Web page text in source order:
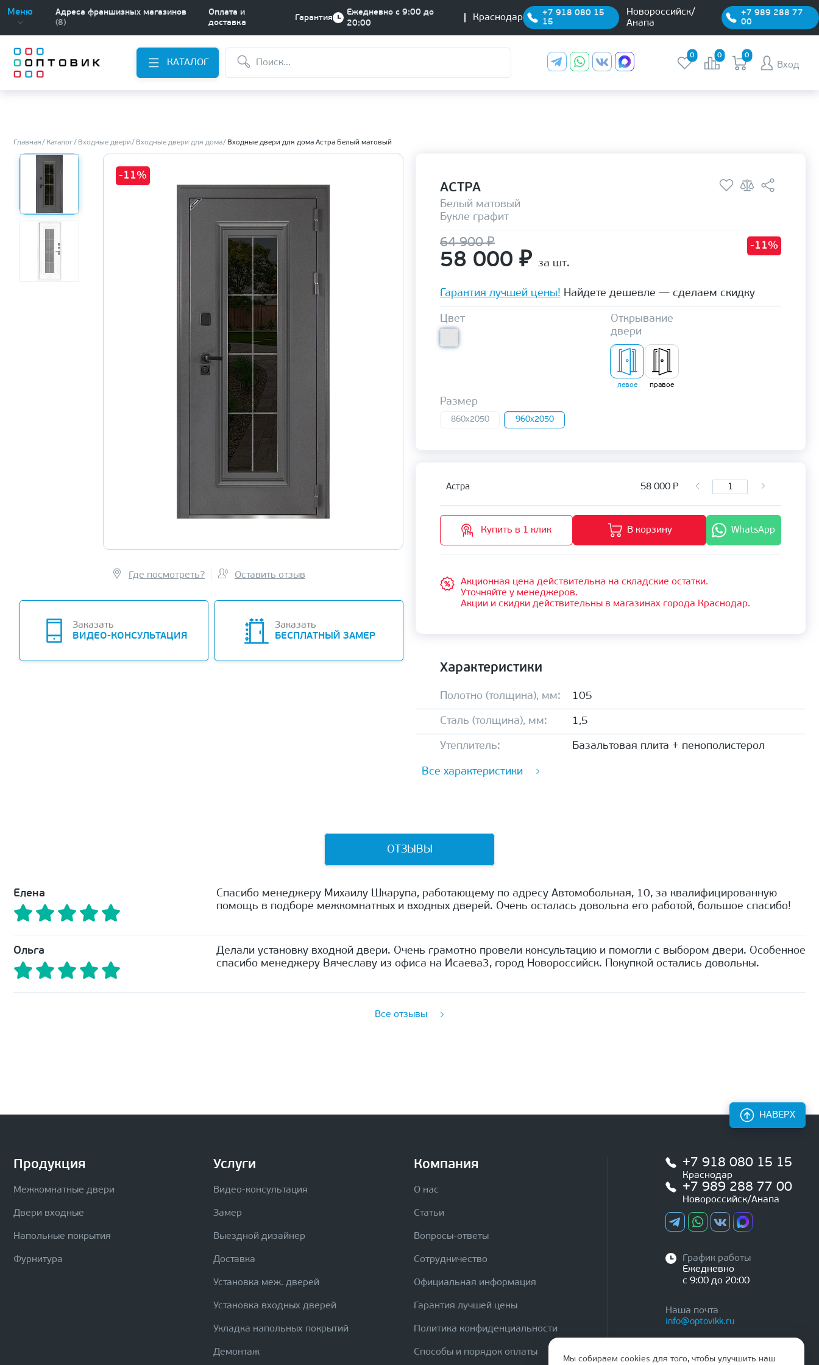
Меню
Адреса франшизных магазинов
(8)
Оплата и
доставка
Гарантия
Ежедневно с 9:00 до
20:00
Краснодар
+7 918 080 15
15
Новороссийск/
Анапа
+7 989 288 77
00
КАТАЛОГ
0 0 0
Вход
Главная Каталог Входные двери Входные двери для дома Входные двери для дома Астра Белый матовый
-11%
-11%
Где посмотреть? Оставить отзыв
Заказать
ВИДЕО-КОНСУЛЬТАЦИЯ
Заказать
БЕСПЛАТНЫЙ ЗАМЕР
АСТРА
Белый матовый
Букле графит
64 900 ₽
58 000 ₽ за шт.
-11%
Гарантия лучшей цены! Найдете дешевле — сделаем скидку
Цвет
Открывание
двери
левое правое
Размер
860x2050 960x2050
Астра 58 000 Р
Купить в 1 клик В корзину WhatsApp
Акционная цена действительна на складские остатки.
Уточняйте у менеджеров.
Акции и скидки действительны в магазинах города Краснодар.
Характеристики
Полотно (толщина), мм: 105
Сталь (толщина), мм: 1,5
Утеплитель: Базальтовая плита + пенополистерол
Все характеристики
ОТЗЫВЫ
Елена
Спасибо менеджеру Михаилу Шкарупа, работающему по адресу Автомобольная, 10, за квалифицированную
помощь в подборе межкомнатных и входных дверей. Очень осталась довольна его работой, большое спасибо!
Ольга
Делали установку входной двери. Очень грамотно провели консультацию и помогли с выбором двери. Особенное
спасибо менеджеру Вячеславу из офиса на Исаева3, город Новороссийск. Покупкой остались довольны.
Все отзывы
Продукция
Межкомнатные двери
Двери входные
Напольные покрытия
Фурнитура
Услуги
Видео-консультация
Замер
Выездной дизайнер
Доставка
Установка меж. дверей
Установка входных дверей
Укладка напольных покрытий
Демонтаж
Компания
О нас
Статьи
Вопросы-ответы
Сотрудничество
Официальная информация
Гарантия лучшей цены
Политика конфиденциальности
Способы и порядок оплаты
+7 918 080 15 15
Краснодар
+7 989 288 77 00
Новороссийск/Анапа
График работы
Ежедневно
с 9:00 до 20:00
Наша почта
info@optovikk.ru
НАВЕРХ
Мы собираем cookies для того, чтобы улучшить наш